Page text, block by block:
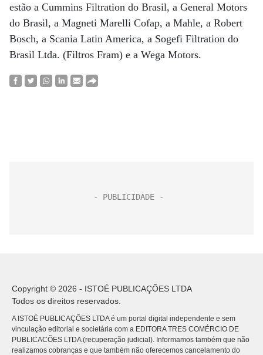
estão a Cummins Filtration do Brasil, a General Motors
do Brasil, a Magneti Marelli Cofap, a Mahle, a Robert
Bosch, a Scania Latin America, a Sogefi Filtration do
Brasil Ltda. (Filtros Fram) e a Wega Motors.
Copyright © 2026 - ISTOÉ PUBLICAÇÕES LTDA
Todos os direitos reservados.
A ISTOÉ PUBLICAÇÕES LTDA é um portal digital independente e sem
vinculação editorial e societária com a EDITORA TRES COMÉRCIO DE
PUBLICACÕES LTDA (recuperação judicial). Informamos também que não
realizamos cobranças e que também não oferecemos cancelamento do